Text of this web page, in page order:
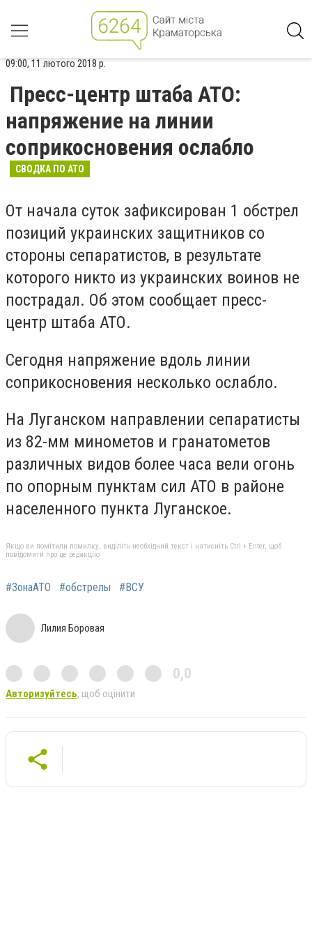
09:00, 11 лютого 2018 р.
Пресс-центр штаба АТО:
напряжение на линии
соприкосновения ослабло
СВОДКА ПО АТО
От начала суток зафиксирован 1 обстрел
позиций украинских защитников со
стороны сепаратистов, в результате
которого никто из украинских воинов не
пострадал. Об этом сообщает пресс-
центр штаба АТО.
Сегодня напряжение вдоль линии
соприкосновения несколько ослабло.
На Луганском направлении сепаратисты
из 82-мм минометов и гранатометов
различных видов более часа вели огонь
по опорным пунктам сил АТО в районе
населенного пункта Луганское.
Якщо ви помітили помилку, виділіть необхідний текст і натисніть Ctrl + Enter, щоб
повідомити про це редакцію
#ЗонаАТО #обстрелы #ВСУ
Лилия Боровая
0,0
Авторизуйтесь, щоб оцінити